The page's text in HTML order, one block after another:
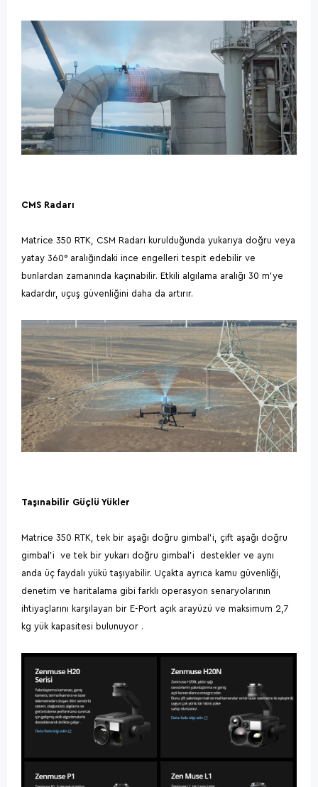
CMS Radarı
Matrice 350 RTK, CSM Radarı kurulduğunda yukarıya doğru veya
yatay 360° aralığındaki ince engelleri tespit edebilir ve
bunlardan zamanında kaçınabilir. Etkili algılama aralığı 30 m'ye
kadardır, uçuş güvenliğini daha da artırır.
Taşınabilir Güçlü Yükler
Matrice 350 RTK, tek bir aşağı doğru gimbal'i, çift aşağı doğru
gimbal'i ve tek bir yukarı doğru gimbal'i destekler ve aynı
anda üç faydalı yükü taşıyabilir. Uçakta ayrıca kamu güvenliği,
denetim ve haritalama gibi farklı operasyon senaryolarının
ihtiyaçlarını karşılayan bir E-Port açık arayüzü ve maksimum 2,7
kg yük kapasitesi bulunuyor .